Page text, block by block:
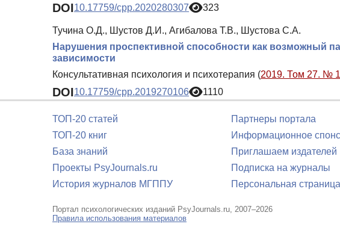
DOI10.17759/cpp.2020280307 323
Тучина О.Д., Шустов Д.И., Агибалова Т.В., Шустова С.А.
Нарушения проспективной способности как возможный
зависимости
Консультативная психология и психотерапия (2019. Том 27. № 1
DOI10.17759/cpp.2019270106 1110
ТОП-20 статей
ТОП-20 книг
База знаний
Проекты PsyJournals.ru
История журналов МГППУ
Партнеры портала
Информационное
Приглашаем издателей
Подписка на журналы
Персональная страница
Портал психологических изданий PsyJournals.ru, 2007–2026
Правила использования материалов